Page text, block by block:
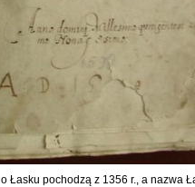
Łasku pochodzą z 1356 r., a nazwa